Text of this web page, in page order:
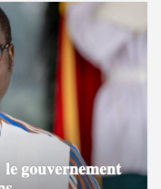
𝐥𝐞 𝐠𝐨𝐮𝐯𝐞𝐫𝐧𝐞𝐦𝐞𝐧𝐭